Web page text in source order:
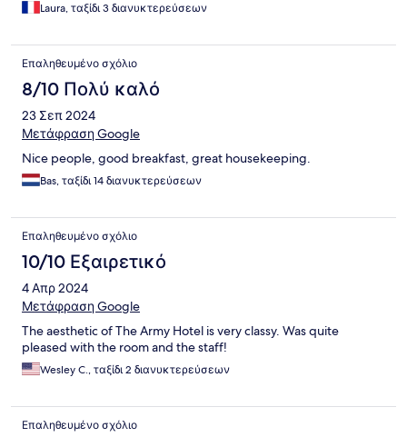
Laura, ταξίδι 3 διανυκτερεύσεων
Επαληθευμένο σχόλιο
8/10 Πολύ καλό
23 Σεπ 2024
Μετάφραση Google
Nice people, good breakfast, great housekeeping.
Bas, ταξίδι 14 διανυκτερεύσεων
Επαληθευμένο σχόλιο
10/10 Εξαιρετικό
4 Απρ 2024
Μετάφραση Google
The aesthetic of The Army Hotel is very classy. Was quite
pleased with the room and the staff!
Wesley C., ταξίδι 2 διανυκτερεύσεων
Επαληθευμένο σχόλιο